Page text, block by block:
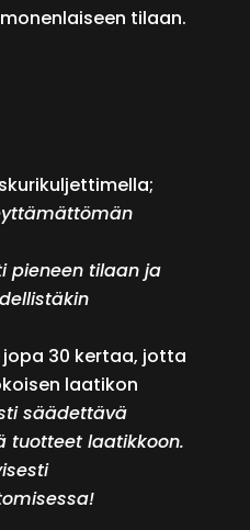
tilaan.
pieneen tilaan ja
jopa 30 kertaa, jotta
laatikon
säädettävä
tuotteet laatikkoon.